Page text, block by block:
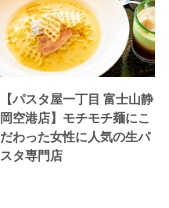
【パスタ屋一丁目 富士山静
岡空港店】モチモチ麺にこ
だわった女性に人気の生パ
スタ専門店